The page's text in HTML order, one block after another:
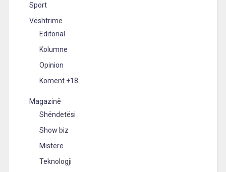
Sport
Vështrime
Editorial
Kolumne
Opinion
Koment +18
Magazinë
Shëndetësi
Show biz
Mistere
Teknologji